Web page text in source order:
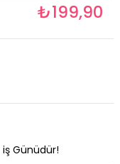
₺199,90
iş Günüdür!